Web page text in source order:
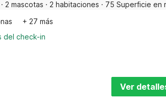
· 2 mascotas · 2 habitaciones · 75 Superficie en
+ 27 más
del check-in
Ver